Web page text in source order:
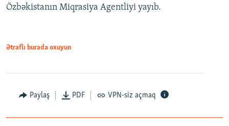
Özbəkistanın Miqrasiya Agentliyi yayıb.
Ətraflı burada oxuyun
Paylaş PDF VPN-siz açmaq